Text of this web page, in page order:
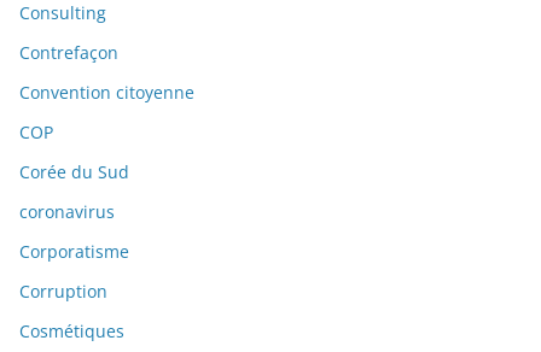
Consulting
Contrefaçon
Convention citoyenne
COP
Corée du Sud
coronavirus
Corporatisme
Corruption
Cosmétiques